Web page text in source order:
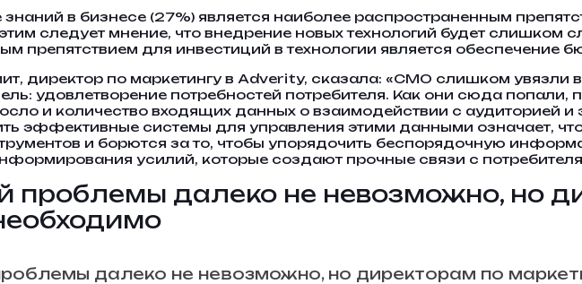
в бизнесе (27%) является наиболее распространенным
следует мнение, что внедрение новых технологий будет слишком
препятствием для инвестиций в технологии является обеспечение
директор по маркетингу в Adverity, сказала: «СМО слишком увязли
удовлетворение потребностей потребителя. Как они сюда попали,
и количество входящих данных о взаимодействии с аудиторией
эффективные системы для управления этими данными означает,
и борются за то, чтобы упорядочить беспорядочную
усилий, которые создают прочные связи с
проблемы далеко не невозможно, но
далеко не невозможно, но директорам по